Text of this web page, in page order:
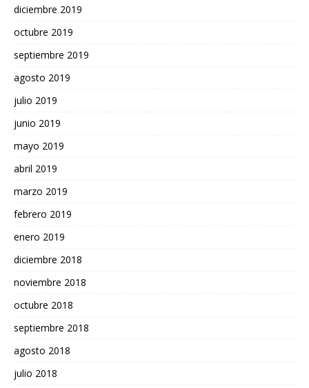
diciembre 2019
octubre 2019
septiembre 2019
agosto 2019
julio 2019
junio 2019
mayo 2019
abril 2019
marzo 2019
febrero 2019
enero 2019
diciembre 2018
noviembre 2018
octubre 2018
septiembre 2018
agosto 2018
julio 2018